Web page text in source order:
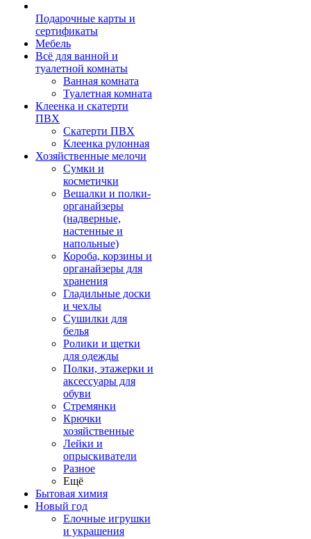
Подарочные карты и
сертификаты
Мебель
Всё для ванной и
туалетной комнаты
Ванная комната
Туалетная комната
Клеенка и скатерти
ПВХ
Скатерти ПВХ
Клеенка рулонная
Хозяйственные мелочи
Сумки и
косметички
Вешалки и полки-
органайзеры
(надверные,
настенные и
напольные)
Короба, корзины и
органайзеры для
хранения
Гладильные доски
и чехлы
Сушилки для
белья
Ролики и щетки
для одежды
Полки, этажерки и
аксессуары для
обуви
Стремянки
Крючки
хозяйственные
Лейки и
опрыскиватели
Разное
Ещё
Бытовая химия
Новый год
Елочные игрушки
и украшения